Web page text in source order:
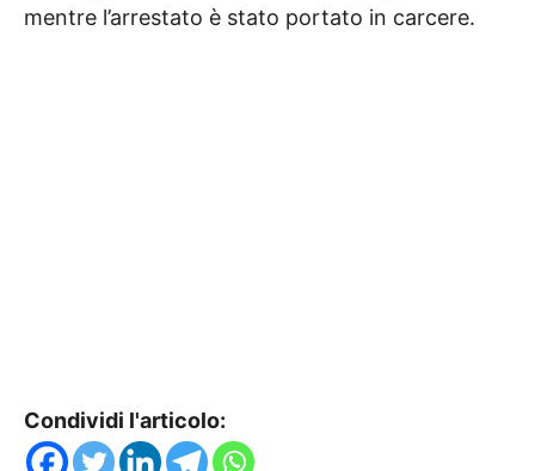
mentre l’arrestato è stato portato in carcere.
Condividi l'articolo: